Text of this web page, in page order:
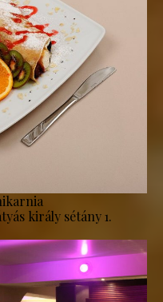
király sétány 1.